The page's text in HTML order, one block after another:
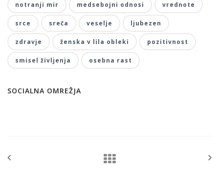
notranji mir medsebojni odnosi vrednote
srce sreča veselje ljubezen
zdravje ženska v lila obleki pozitivnost
smisel življenja osebna rast
SOCIALNA OMREŽJA